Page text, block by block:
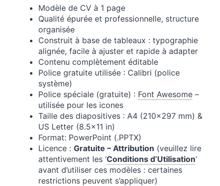
Modèle de CV à 1 page
Qualité épurée et professionnelle, structure
organisée
Construit à base de tableaux : typographie
alignée, facile à ajuster et rapide à adapter
Contenu complètement éditable
Police gratuite utilisée : Calibri (police
système)
Police spéciale (gratuite) : Font Awesome –
utilisée pour les icones
Taille des diapositives : A4 (210×297 mm) &
US Letter (8.5×11 in)
Format: PowerPoint (.PPTX)
Licence : Gratuite – Attribution (veuillez lire
attentivement les ‘Conditions d’Utilisation‘
avant d’utiliser ces modèles : certaines
restrictions peuvent s’appliquer)